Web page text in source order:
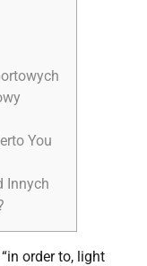
You
Innych
order to, light